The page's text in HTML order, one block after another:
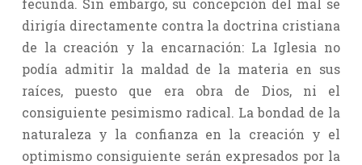
fecunda. Sin embargo, su concepción del mal se
dirigía directamente contra la doctrina cristiana
de la creación y la encarnación: La Iglesia no
podía admitir la maldad de la materia en sus
raíces, puesto que era obra de Dios, ni el
consiguiente pesimismo radical. La bondad de la
naturaleza y la confianza en la creación y el
optimismo consiguiente serán expresados por la